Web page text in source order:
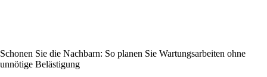
Schonen Sie die Nachbarn: So planen Sie Wartungsarbeiten ohne
unnötige Belästigung